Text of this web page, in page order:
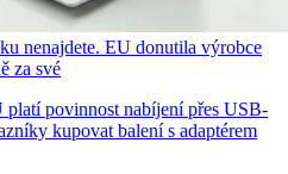
nenajdete. EU donutila výrobce
za své
povinnost nabíjení přes USB-
kupovat balení s adaptérem